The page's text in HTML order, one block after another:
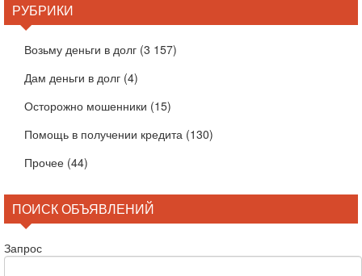
РУБРИКИ
Возьму деньги в долг (3 157)
Дам деньги в долг (4)
Осторожно мошенники (15)
Помощь в получении кредита (130)
Прочее (44)
ПОИСК ОБЪЯВЛЕНИЙ
Запрос